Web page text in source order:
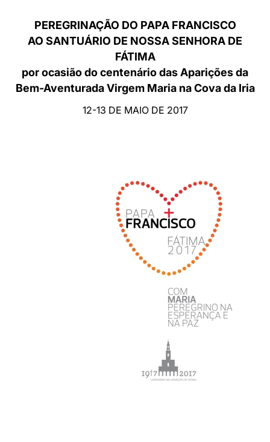
PEREGRINAÇÃO DO PAPA FRANCISCO
AO SANTUÁRIO DE NOSSA SENHORA DE
FÁTIMA
por ocasião do centenário das Aparições da
Bem-Aventurada Virgem Maria na Cova da Iria
12-13 DE MAIO DE 2017